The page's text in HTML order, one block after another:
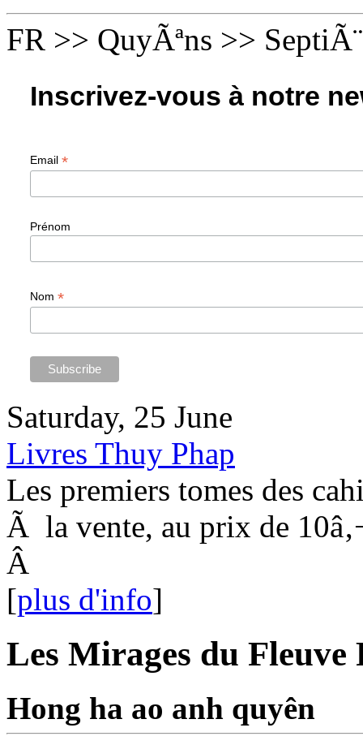
FR >> QuyÃªns >>
Inscrivez-vous à notre
Email *
Prénom
Nom *
Saturday, 25 June
Livres Thuy Phap
Les premiers tomes des
Ã la vente, au prix de
Â
[plus d'info]
Les Mirages du Fleuve
Hong ha ao anh quyên